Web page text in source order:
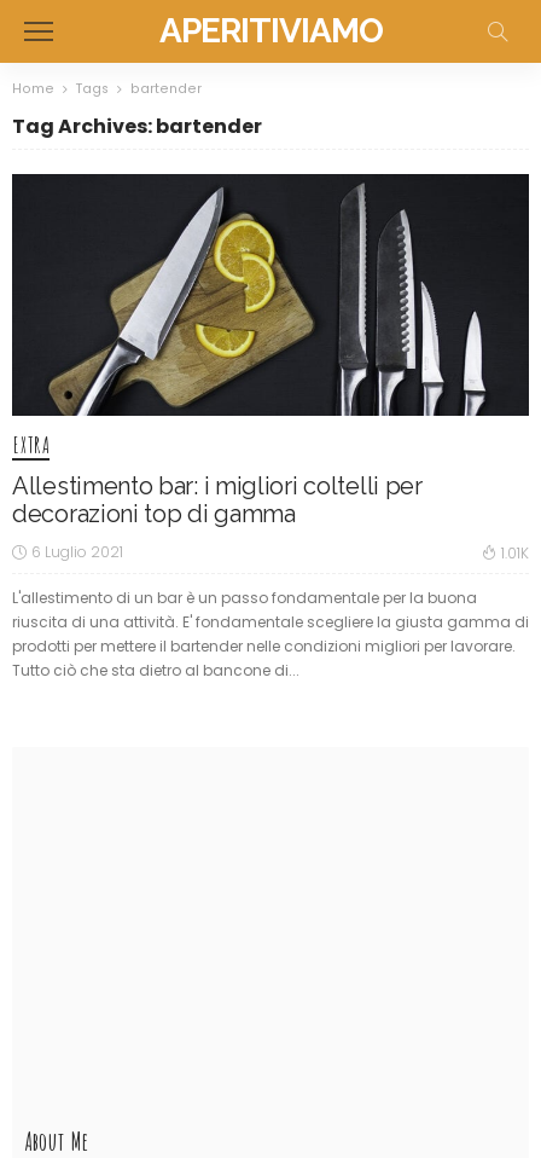
APERITIVIAMO
Home Tags bartender
Tag Archives: bartender
EXTRA
Allestimento bar: i migliori coltelli per
decorazioni top di gamma
6 Luglio 2021 1.01K
L'allestimento di un bar è un passo fondamentale per la buona
riuscita di una attività. E' fondamentale scegliere la giusta gamma di
prodotti per mettere il bartender nelle condizioni migliori per lavorare.
Tutto ciò che sta dietro al bancone di...
About Me